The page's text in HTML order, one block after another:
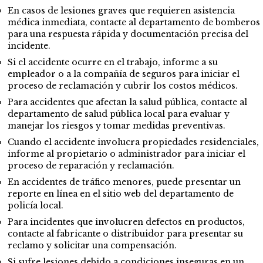
En casos de lesiones graves que requieren asistencia
médica inmediata, contacte al departamento de bomberos
para una respuesta rápida y documentación precisa del
incidente.
Si el accidente ocurre en el trabajo, informe a su
empleador o a la compañía de seguros para iniciar el
proceso de reclamación y cubrir los costos médicos.
Para accidentes que afectan la salud pública, contacte al
departamento de salud pública local para evaluar y
manejar los riesgos y tomar medidas preventivas.
Cuando el accidente involucra propiedades residenciales,
informe al propietario o administrador para iniciar el
proceso de reparación y reclamación.
En accidentes de tráfico menores, puede presentar un
reporte en línea en el sitio web del departamento de
policía local.
Para incidentes que involucren defectos en productos,
contacte al fabricante o distribuidor para presentar su
reclamo y solicitar una compensación.